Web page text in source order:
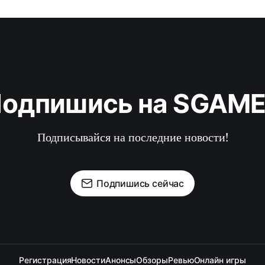
на
Подписывайся на последние новости!
Подпишись сейчас
РегистрацияНовостиАнонсыОбзорыРевьюОнлайн игры